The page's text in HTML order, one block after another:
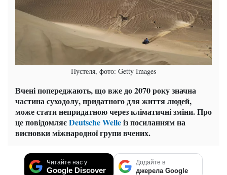
Пустеля, фото: Getty Images
Вчені попереджають, що вже до 2070 року значна
частина суходолу, придатного для життя людей,
може стати непридатною через кліматичні зміни. Про
це повідомляєDeutsche Welleіз посиланням на
висновки міжнародної групи вчених.
Читайте нас у
Google Discover
Додайте в
джерела Google